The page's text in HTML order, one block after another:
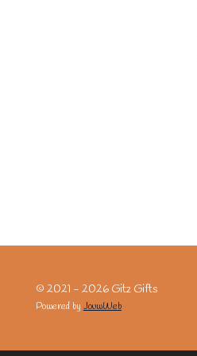
© 2021 - 2026 Gitz Gifts
Powered byJouwWeb